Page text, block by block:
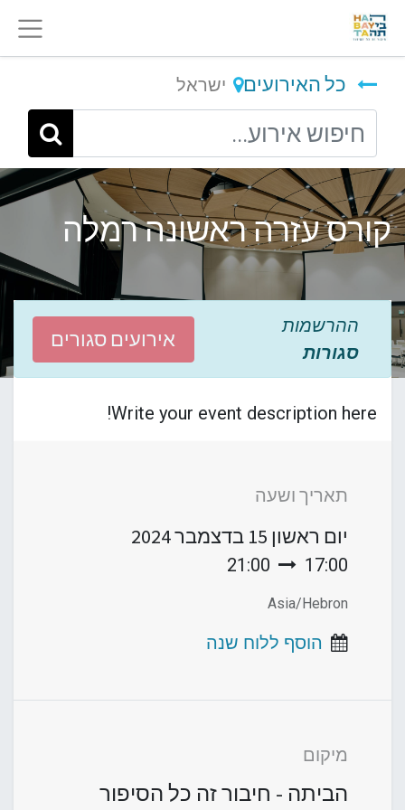
כל האירועים ישראל
קורס עזרה ראשונה רמלה
ההרשמות
סגורות
אירועים סגורים
Write your event description here!
תאריך ושעה
יום ראשון 15 בדצמבר 2024
17:00
21:00
Asia/Hebron
הוסף ללוח שנה
מיקום
הביתה - חיבור זה כל הסיפור